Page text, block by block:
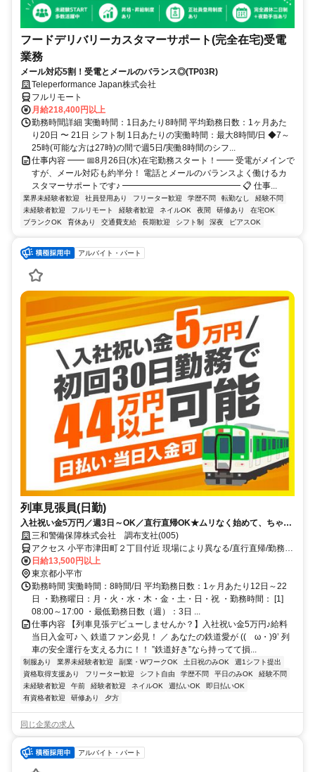
フードデリバリーカスタマーサポート(完全在宅)受電
業務
メール対応5割！受電とメールのバランス◎(TP03R)
Teleperformance Japan株式会社
フルリモート
月給218,400円以上
勤務時間詳細 実働時間：1日あたり8時間 平均勤務日数：1ヶ月あた
り20日 〜 21日 シフト制 1日あたりの実働時間：最大8時間/日 ◆7～
25時(可能な方は27時)の間で週5日/実働8時間のシフ...
仕事内容 ━━ 📅8月26日(水)在宅勤務スタート！━━ 受電がメインで
すが、メール対応も約半分！ 電話とメールのバランスよく働けるカ
スタマーサポートです♪ ━━━━━━━━━━━━━━ 📋 仕事...
業界未経験者歓迎 社員登用あり フリーター歓迎 学歴不問 転勤なし
経験不問
未経験者歓迎
フルリモート 経験者歓迎 ネイルOK 夜間 研修あり
在宅OK
ブランクOK
育休あり 交通費支給 長期歓迎 シフト制 深夜 ピアスOK
アルバイト・パート
列車見張員(日勤)
入社祝い金5万円／週3日～OK／直行直帰OK★ムリなく始めて、ちゃん
と稼げる警備。
三和警備保障株式会社 調布支社(005)
アクセス 小平市津田町２丁目付近 現場により異なる/直行直帰/勤務地
相談可 ■週3日～■電話面接■即日勤務
日給13,500円以上
東京都小平市
勤務時間 実働時間：8時間/日 平均勤務日数：1ヶ月あたり12日～22
日 ・勤務曜日：月・火・水・木・金・土・日・祝 ・勤務時間： [1]
08:00～17:00 ・最低勤務日数（週）：3日 ...
仕事内容 【列車見張デビューしませんか？】入社祝い金5万円♪給料
当日入金可♪ ＼ 鉄道ファン必見！ ／ あなたの鉄道愛が ((ゝω・)9’ 列
車の安全運行を支える力に！！ ”鉄道好き”なら持ってて損...
制服あり 業界未経験者歓迎 副業・WワークOK 土日祝のみOK
週1シフト提出
資格取得支援あり
フリーター歓迎 シフト自由 学歴不問 平日のみOK
経験不問
未経験者歓迎
午前 経験者歓迎 ネイルOK 週払いOK
即日払いOK
有資格者歓迎
研修あり 夕方
同じ企業の求人
アルバイト・パート